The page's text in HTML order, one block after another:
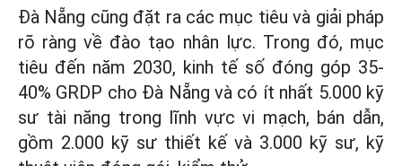
Đà Nẵng cũng đặt ra các mục tiêu và giải pháp
rõ ràng về đào tạo nhân lực. Trong đó, mục
tiêu đến năm 2030, kinh tế số đóng góp 35-
40% GRDP cho Đà Nẵng và có ít nhất 5.000 kỹ
sư tài năng trong lĩnh vực vi mạch, bán dẫn,
gồm 2.000 kỹ sư thiết kế và 3.000 kỹ sư, kỹ